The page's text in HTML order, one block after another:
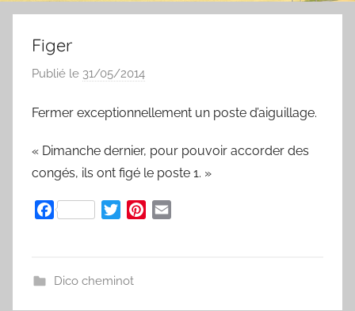
Figer
Publié le 31/05/2014
r
y
l
a
Fermer exceptionnellement un poste d’aiguillage.
« Dimanche dernier, pour pouvoir accorder des
congés, ils ont figé le poste 1. »
F
b
t
Dico cheminot